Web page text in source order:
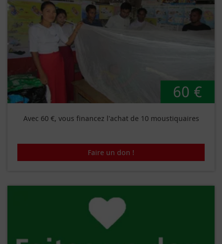
60 €
Avec 60 €, vous financez l'achat de 10 moustiquaires
Faire un don !